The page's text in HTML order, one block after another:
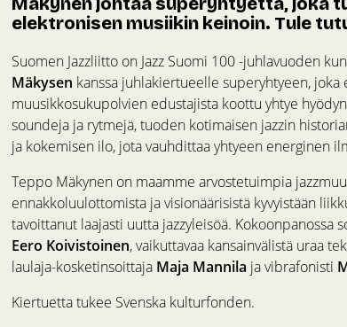
elektronisen musiikin keinoin. Tule
Suomen Jazzliitto on Jazz Suomi 100 -juhlavuoden
Mäkysen kanssa juhlakiertueelle superyhtyeen,
muusikkosukupolvien edustajista koottu yhtye
soundeja ja rytmejä, tuoden kotimaisen jazzin
ja kokemisen ilo, jota vauhdittaa yhtyeen energinen
Teppo Mäkynen on maamme arvostetuimpia
ennakkoluulottomista ja visionäärisistä kyvyistään
tavoittanut laajasti uutta jazzyleisöä. Kokoonpanossa
Eero Koivistoinen, vaikuttavaa kansainvälistä uraa
laulaja-kosketinsoittaja Maja Mannila ja vibrafonisti
Kiertuetta tukee Svenska kulturfonden.